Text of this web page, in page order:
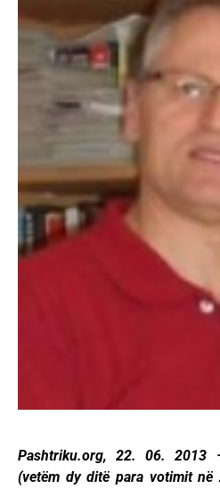
Pashtriku.org, 22. 06. 2013
(vetëm dy ditë para votimit në